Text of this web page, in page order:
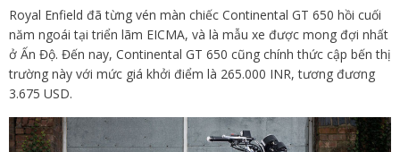
Royal Enfield đã từng vén màn chiếc Continental GT 650 hồi cuối
năm ngoái tại triển lãm EICMA, và là mẫu xe được mong đợi nhất
ở Ấn Độ. Đến nay, Continental GT 650 cũng chính thức cập bến thị
trường này với mức giá khởi điểm là 265.000 INR, tương đương
3.675 USD.